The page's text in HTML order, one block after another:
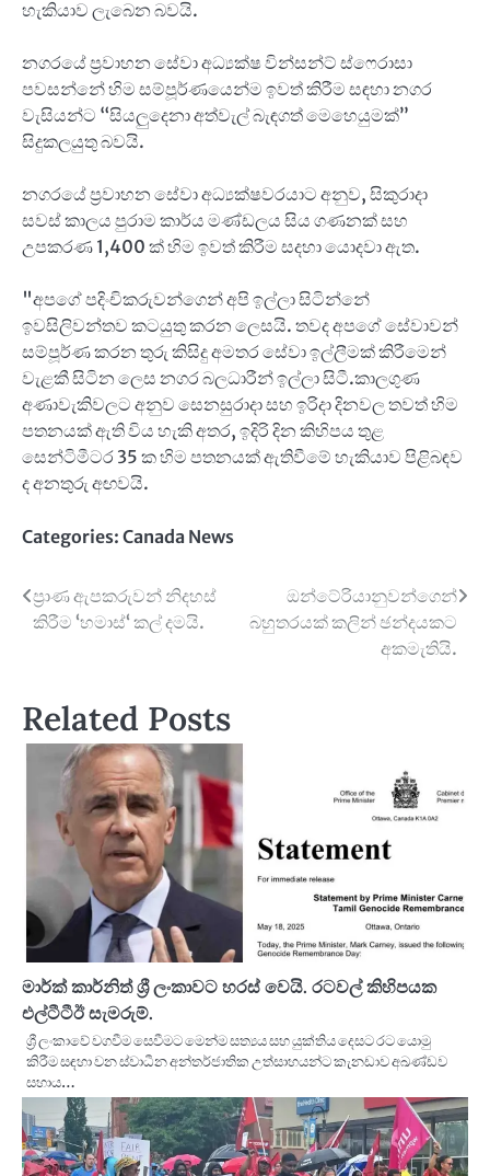
හැකියාව ලැබෙන බවයි.
නගරයේ ප්‍රවාහන සේවා අධ්‍යක්ෂ වින්සන්ට් ස්ෆෙරාසා
පවසන්නේ හිම සම්පූර්ණයෙන්ම ඉවත් කිරීම සඳහා නගර
වැසියන්ට “සියලුදෙනා අත්වැල් බැඳගත් මෙහෙයුමක්”
සිදුකලයුතු බවයි.
නගරයේ ප්‍රවාහන සේවා අධ්‍යක්ෂවරයාට අනුව, සිකුරාදා
සවස් කාලය පුරාම කාර්ය මණ්ඩලය සිය ගණනක් සහ
උපකරණ 1,400 ක් හිම ඉවත් කිරීම සදහා යොදවා ඇත.
"අපගේ පදිංචිකරුවන්ගෙන් අපි ඉල්ලා සිටින්නේ
ඉවසිලිවන්තව කටයුතු කරන ලෙසයි. තවද අපගේ සේවාවන්
සම්පූර්ණ කරන තුරු කිසිදු අමතර සේවා ඉල්ලීමක් කිරීමෙන්
වැළකී සිටින ලෙස නගර බලධාරීන් ඉල්ලා සිටී.කාලගුණ
අණාවැකිවලට අනුව සෙනසුරාදා සහ ඉරිදා දිනවල තවත් හිම
පතනයක් ඇති විය හැකි අතර, ඉදිරි දින කිහිපය තුළ
සෙන්ටිමීටර 35 ක හිම පතනයක් ඇතිවීමේ හැකියාව පිළිබඳව
ද අනතුරු අඟවයි.
Categories: Canada News
Post
navigation
ප්‍රාණ ඇපකරුවන් නිදහස්
කිරීම ‘හමාස්‘ කල් දමයි.
ඔන්ටේරියානුවන්ගෙන්
බහුතරයක් කලින් ඡන්දයකට
අකමැතියි.
Related Posts
මාර්ක් කාර්නිත් ශ්‍රී ලංකාවට හරස් වෙයි. රටවල් කිහිපයක
එල්ටීටීඊ සැමරුම්.
ශ්‍රී ලංකාවේ වගවීම සෙවීමට මෙන්ම සත්‍යය සහ යුක්තිය දෙසට රට යොමු
කිරීම සඳහා වන ස්වාධීන අන්තර්ජාතික උත්සාහයන්ට කැනඩාව අඛණ්ඩව
සහාය…